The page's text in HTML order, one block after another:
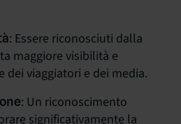
: Essere riconosciuti dalla
maggiore visibilità e
dei viaggiatori e dei media.
: Un riconoscimento
significativamente la